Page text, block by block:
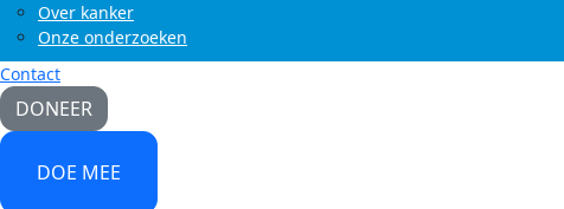
Over kanker
Onze onderzoeken
Contact
DONEER
DOE MEE